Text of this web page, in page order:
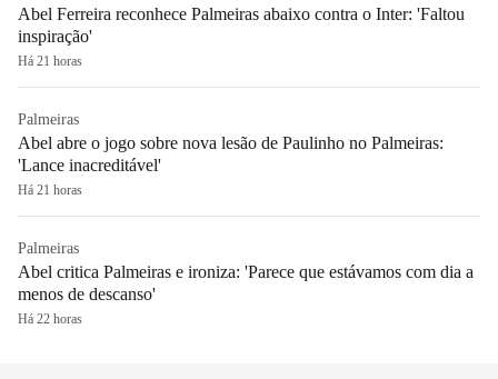
Abel Ferreira reconhece Palmeiras abaixo contra o Inter: 'Faltou
inspiração'
Há 21 horas
Palmeiras
Abel abre o jogo sobre nova lesão de Paulinho no Palmeiras:
'Lance inacreditável'
Há 21 horas
Palmeiras
Abel critica Palmeiras e ironiza: 'Parece que estávamos com dia a
menos de descanso'
Há 22 horas